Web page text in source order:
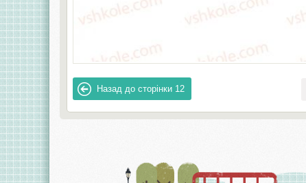
Назад до сторінки 12